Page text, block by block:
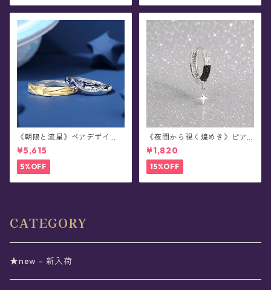
《朝陽と流星》ペアデザイ
ン・リング
¥5,615
5%OFF
《夜間から覗く煌めき》ピア
ス(片耳用)
¥1,820
15%OFF
CATEGORY
★new - 新入荷